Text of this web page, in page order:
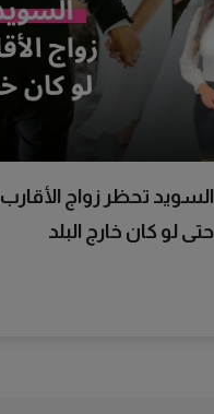
السويد تحظر زواج الأقارب
حتى لو كان خارج البلد